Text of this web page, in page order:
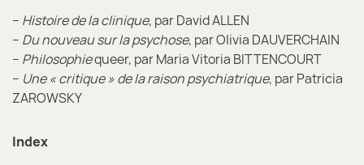
– Histoire de la clinique, par David ALLEN
– Du nouveau sur la psychose, par Olivia DAUVERCHAIN
– Philosophiequeer, par Maria Vitoria BITTENCOURT
– Une « critique » de la raison psychiatrique, par Patricia
ZAROWSKY
Index